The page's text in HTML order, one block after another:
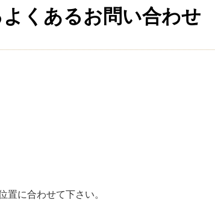
くあるお問い合わせ
に合わせて下さい。